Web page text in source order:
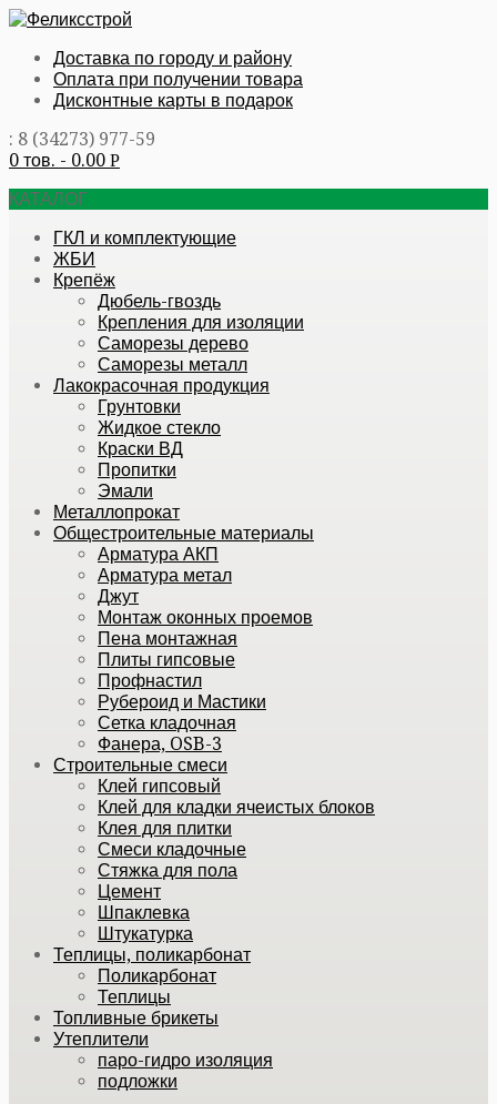
Доставка по городу и району
Оплата при получении товара
Дисконтные карты в подарок
: 8 (34273) 977-59
0 тов. - 0.00 Р
КАТАЛОГ
ГКЛ и комплектующие
ЖБИ
Крепёж
Дюбель-гвоздь
Крепления для изоляции
Саморезы дерево
Саморезы металл
Лакокрасочная продукция
Грунтовки
Жидкое стекло
Краски ВД
Пропитки
Эмали
Металлопрокат
Общестроительные материалы
Арматура АКП
Арматура метал
Джут
Монтаж оконных проемов
Пена монтажная
Плиты гипсовые
Профнастил
Рубероид и Мастики
Сетка кладочная
Фанера, OSB-3
Строительные смеси
Клей гипсовый
Клей для кладки ячеистых блоков
Клея для плитки
Смеси кладочные
Стяжка для пола
Цемент
Шпаклевка
Штукатурка
Теплицы, поликарбонат
Поликарбонат
Теплицы
Топливные брикеты
Утеплители
паро-гидро изоляция
подложки